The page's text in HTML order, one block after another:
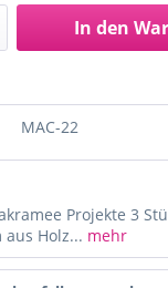
In den
MAC-22
Projekte 3
aus Holz... mehr